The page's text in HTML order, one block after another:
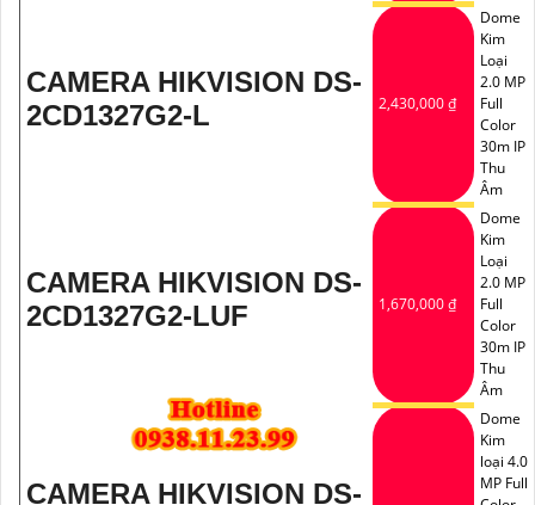
CAMERA HIKVISION DS-
2CD1327G2-L
2,430,000 ₫
Dome
Kim
Loại
2.0 MP
Full
Color
30m IP
Thu
Âm
CAMERA HIKVISION DS-
2CD1327G2-LUF
1,670,000 ₫
Dome
Kim
Loại
2.0 MP
Full
Color
30m IP
Thu
Âm
CAMERA HIKVISION DS-
Dome
Kim
loại 4.0
MP Full